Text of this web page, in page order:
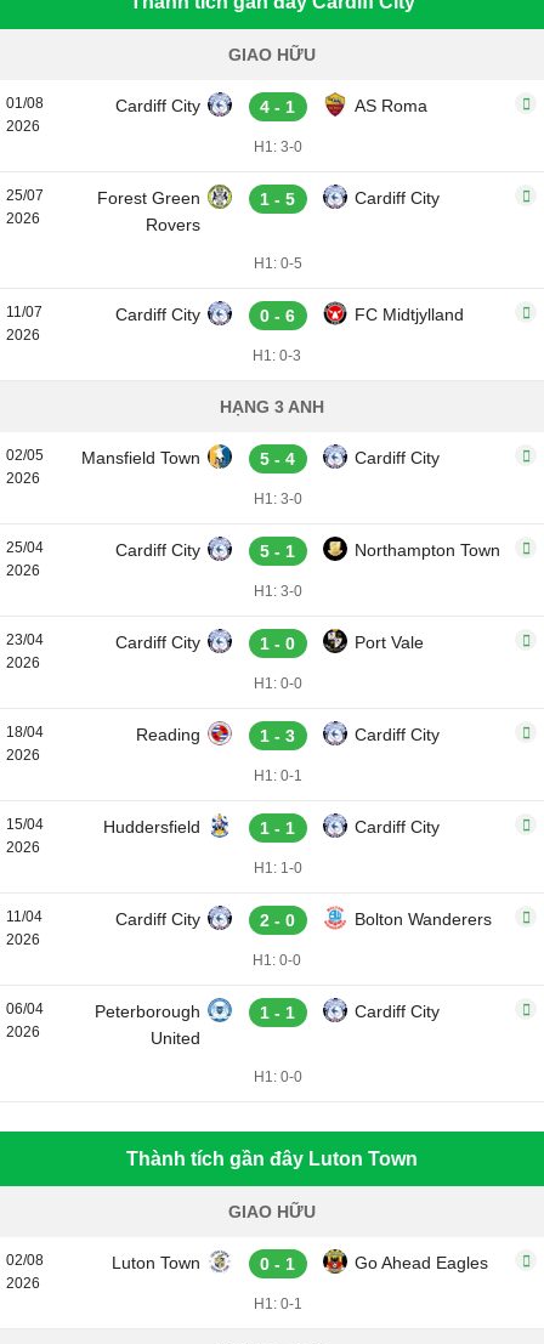
GIAO HỮU
01/08
2026
Cardiff City 4 - 1 AS Roma
H1: 3-0
25/07
2026
Forest Green
Rovers
1 - 5 Cardiff City
H1: 0-5
11/07
2026
Cardiff City 0 - 6 FC Midtjylland
H1: 0-3
HẠNG 3 ANH
02/05
2026
Mansfield Town 5 - 4 Cardiff City
H1: 3-0
25/04
2026
Cardiff City 5 - 1 Northampton Town
H1: 3-0
23/04
2026
Cardiff City 1 - 0 Port Vale
H1: 0-0
18/04
2026
Reading 1 - 3 Cardiff City
H1: 0-1
15/04
2026
Huddersfield 1 - 1 Cardiff City
H1: 1-0
11/04
2026
Cardiff City 2 - 0 Bolton Wanderers
H1: 0-0
06/04
2026
Peterborough
United
1 - 1 Cardiff City
H1: 0-0
Thành tích gần đây Luton Town
GIAO HỮU
02/08
2026
Luton Town 0 - 1 Go Ahead Eagles
H1: 0-1